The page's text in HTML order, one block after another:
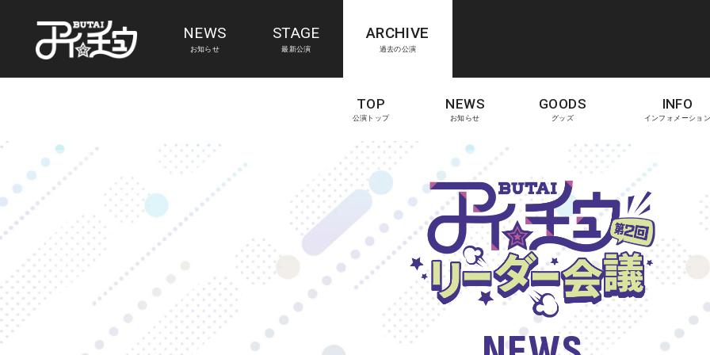
NEWS
お知らせ
STAGE
最新公演
ARCHIVE
過去の公演
TOP
公演トップ
NEWS
お知らせ
GOODS
グッズ
INFO
インフォメーショ